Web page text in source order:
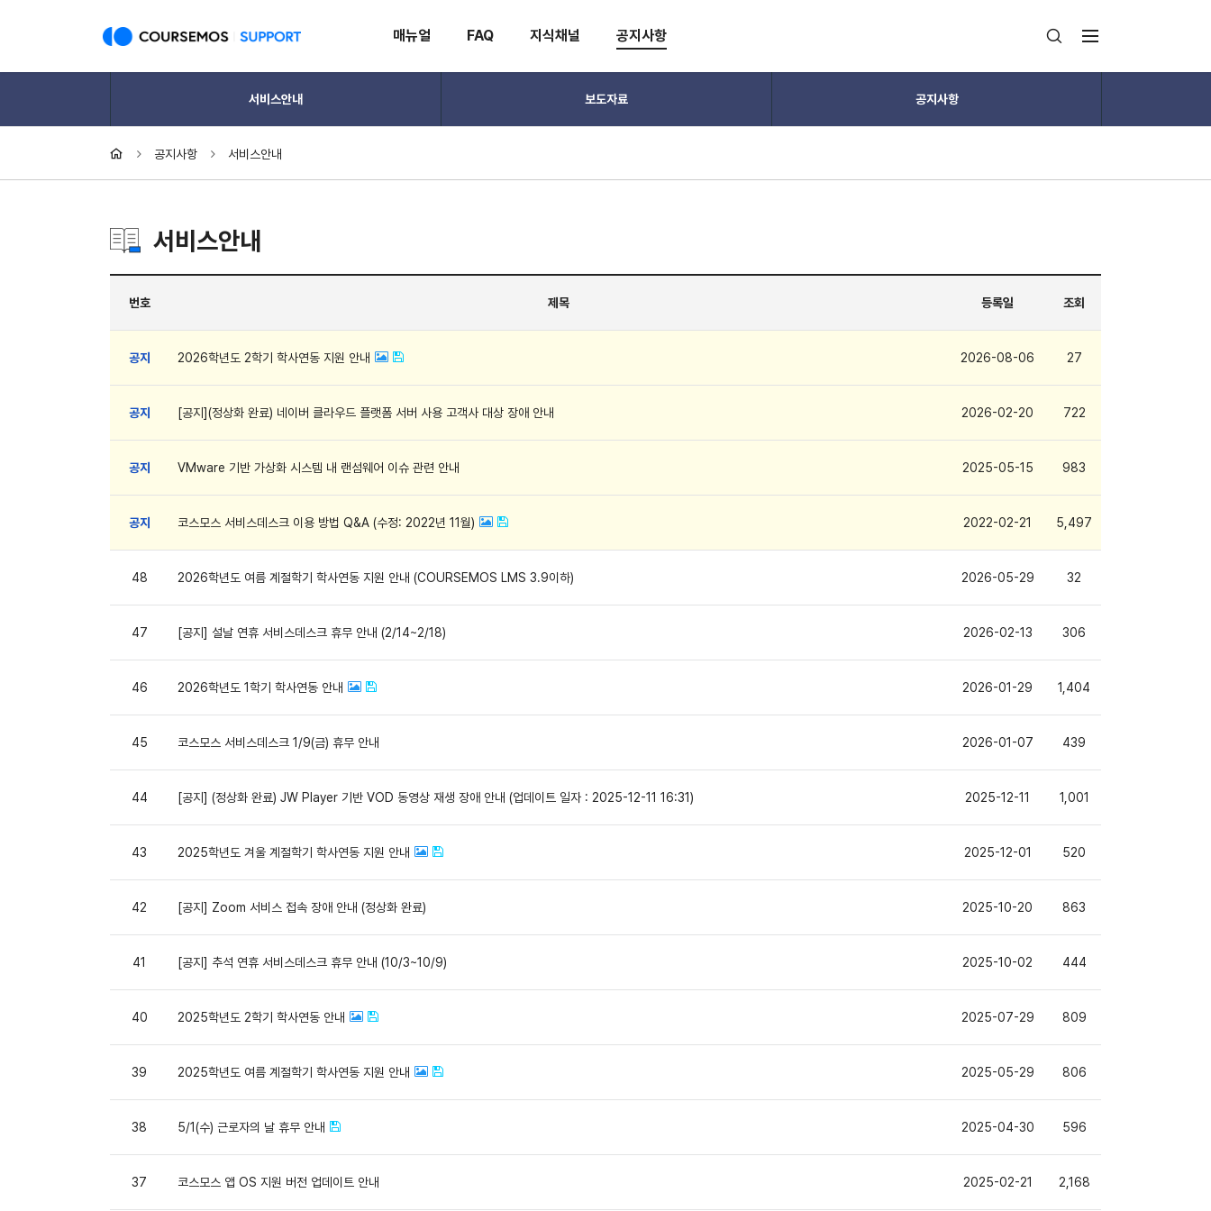
매뉴얼 FAQ 지식채널 공지사항
서비스안내 보도자료 공지사항
공지사항 서비스안내
서비스안내
번호 제목 등록일 조회
공지 2026학년도 2학기 학사연동 지원 안내 2026-08-06 27
공지 [공지](정상화 완료) 네이버 클라우드 플랫폼 서버 사용 고객사 대상 장애 안내 2026-02-20 722
공지 VMware 기반 가상화 시스템 내 랜섬웨어 이슈 관련 안내 2025-05-15 983
공지 코스모스 서비스데스크 이용 방법 Q&A (수정: 2022년 11월) 2022-02-21 5,497
48 2026학년도 여름 계절학기 학사연동 지원 안내 (COURSEMOS LMS 3.9이하) 2026-05-29 32
47 [공지] 설날 연휴 서비스데스크 휴무 안내 (2/14~2/18) 2026-02-13 306
46 2026학년도 1학기 학사연동 안내 2026-01-29 1,404
45 코스모스 서비스데스크 1/9(금) 휴무 안내 2026-01-07 439
44 [공지] (정상화 완료) JW Player 기반 VOD 동영상 재생 장애 안내 (업데이트 일자 : 2025-12-11 16:31) 2025-12-11 1,001
43 2025학년도 겨울 계절학기 학사연동 지원 안내 2025-12-01 520
42 [공지] Zoom 서비스 접속 장애 안내 (정상화 완료) 2025-10-20 863
41 [공지] 추석 연휴 서비스데스크 휴무 안내 (10/3~10/9) 2025-10-02 444
40 2025학년도 2학기 학사연동 안내 2025-07-29 809
39 2025학년도 여름 계절학기 학사연동 지원 안내 2025-05-29 806
38 5/1(수) 근로자의 날 휴무 안내 2025-04-30 596
37 코스모스 앱 OS 지원 버전 업데이트 안내 2025-02-21 2,168